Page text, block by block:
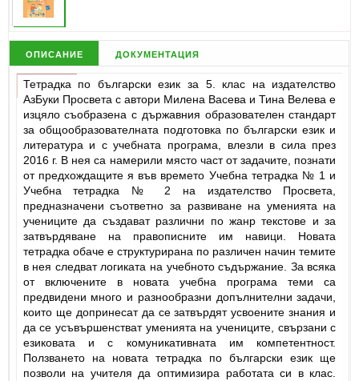
описание документация
Тетрадка по български език за 5. клас на издателство
АзБуки Просвета с автори Милена Васева и Тина Велева е
изцяло съобразена с държавния образователен стандарт
за общообразователната подготовка по български език и
литература и с учебната програма, влезли в сила през
2016 г. В нея са намерили място част от задачите, познати
от предхождащите я във времето Учебна тетрадка № 1 и
Учебна тетрадка № 2 на издателство Просвета,
предназначени съответно за развиване на уменията на
учениците да създават различни по жанр текстове и за
затвърдяване на правописните им навици. Новата
тетрадка обаче е структурирана по различен начин темите
в нея следват логиката на учебното съдържание. За всяка
от включените в новата учебна програма теми са
предвидени много и разнообразни допълнителни задачи,
които ще допринесат да се затвърдят усвоените знания и
да се усъвършенстват уменията на учениците, свързани с
езиковата и с комуникативната им компетентност.
Ползването на новата тетрадка по български език ще
позволи на учителя да оптимизира работата си в клас.